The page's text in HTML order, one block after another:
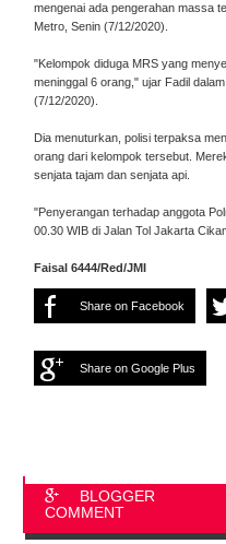
mengenai ada pengerahan massa
Metro, Senin (7/12/2020).
"Kelompok diduga MRS yang
meninggal 6 orang," ujar Fadil
(7/12/2020).
Dia menuturkan, polisi terpaksa
orang dari kelompok tersebut.
senjata tajam dan senjata api.
"Penyerangan terhadap anggota
00.30 WIB di Jalan Tol Jakarta
Faisal 6444/Red/JMI
Share on Facebook
Share on Google Plus
BLOGGER
COMMENT